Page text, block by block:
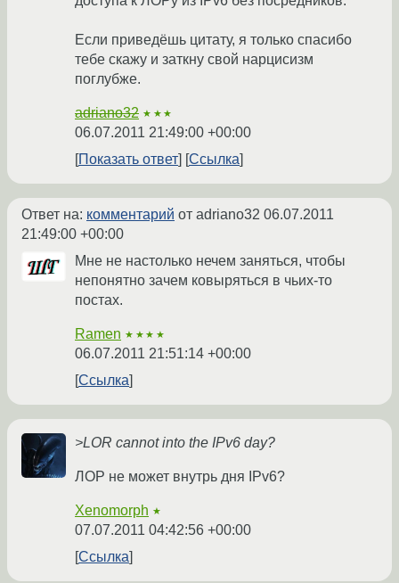
Если приведёшь цитату, я только спасибо
тебе скажу и заткну свой нарцисизм
поглубже.
adriano32 ★★★
06.07.2011 21:49:00 +00:00
Показать ответ
Ссылка
Ответ на: комментарий от adriano32 06.07.2011
21:49:00 +00:00
Мне не настолько нечем заняться, чтобы
непонятно зачем ковыряться в чьих-то
постах.
Ramen ★★★★
06.07.2011 21:51:14 +00:00
Ссылка
>LOR cannot into the IPv6 day?
ЛОР не может внутрь дня IPv6?
Xenomorph ★
07.07.2011 04:42:56 +00:00
Ссылка